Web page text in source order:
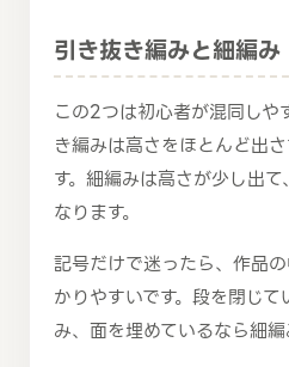
引き抜き編みと細編み
この2つは初心者が混同しや
き編みは高さをほとんど出
す。細編みは高さが少し出
なります。
記号だけで迷ったら、作品
かりやすいです。段を閉じ
み、面を埋めているなら細編